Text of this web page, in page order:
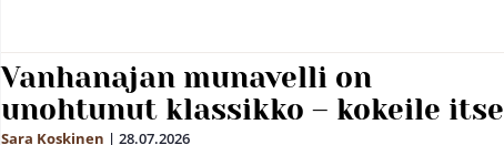
Vanhanajan munavelli on
unohtunut klassikko – kokeile itse
Sara Koskinen | 28.07.2026